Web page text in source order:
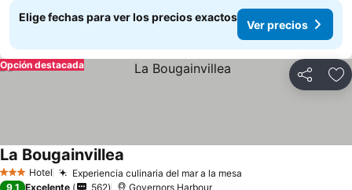
Elige fechas para ver los precios exactos
Ver precios
Compartir
Opción destacada
3 Estrellas
Hotel Experiencia culinaria del mar a la mesa
La Bougainvillea
9,1 Excelente 562 Governors Harbour